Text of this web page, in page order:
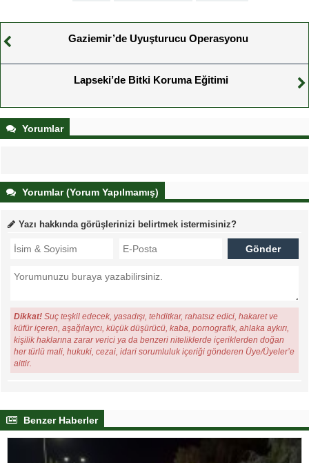
Gaziemir’de Uyuşturucu Operasyonu
Lapseki’de Bitki Koruma Eğitimi
Yorumlar
Yorumlar (Yorum Yapılmamış)
Yazı hakkında görüşlerinizi belirtmek istermisiniz?
Dikkat! Suç teşkil edecek, yasadışı, tehditkar, rahatsız edici, hakaret ve
küfür içeren, aşağılayıcı, küçük düşürücü, kaba, pornografik, ahlaka aykırı,
kişilik haklarına zarar verici ya da benzeri niteliklerde içeriklerden doğan
her türlü mali, hukuki, cezai, idari sorumluluk içeriği gönderen Üye/Üyeler’e
aittir.
Benzer Haberler